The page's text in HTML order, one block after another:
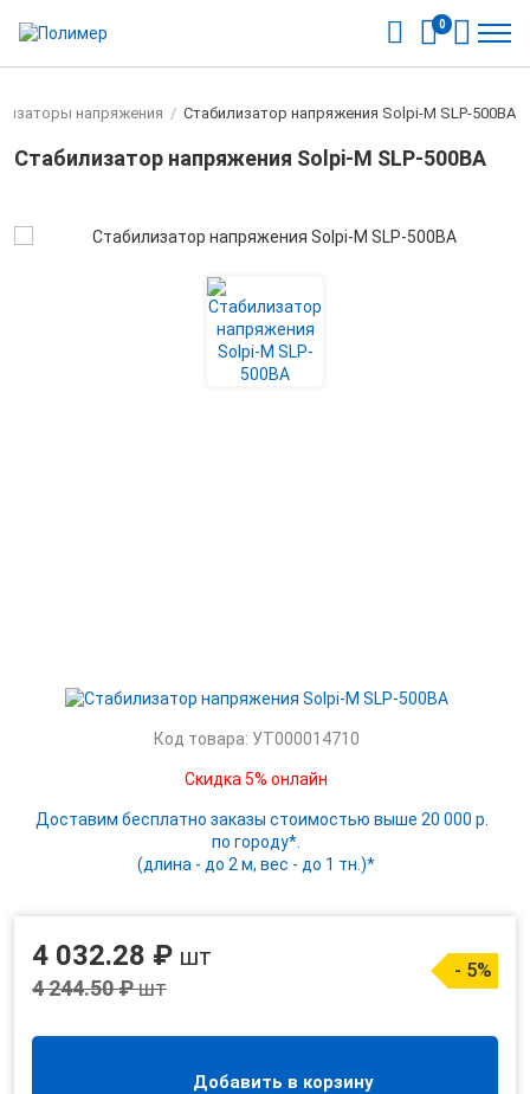
0
напряжения / Стабилизатор напряжения Solpi-M SLP-500BA
Стабилизатор напряжения Solpi-M SLP-500BA
Код товара: УТ000014710
Скидка 5% онлайн
Доставим бесплатно заказы стоимостью выше 20 000 р.
по городу*.
(длина - до 2 м, вес - до 1 тн.)*
4 032.28 ₽ шт
4 244.50 ₽шт
- 5%
Добавить в корзину